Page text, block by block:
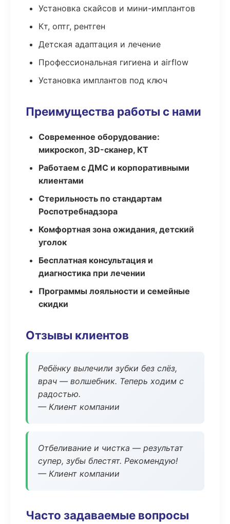
Установка скайсов и мини-имплантов
Кт, оптг, рентген
Детская адаптация и лечение
Профессиональная гигиена и airflow
Установка имплантов под ключ
Преимущества работы с нами
Современное оборудование:
микроскоп, 3D-сканер, КТ
Работаем с ДМС и корпоративными
клиентами
Стерильность по стандартам
Роспотребнадзора
Комфортная зона ожидания, детский
уголок
Бесплатная консультация и
диагностика при лечении
Программы лояльности и семейные
скидки
Отзывы клиентов
Ребёнку вылечили зубки без слёз,
врач — волшебник. Теперь ходим с
радостью.
— Клиент компании
Отбеливание и чистка — результат
супер, зубы блестят. Рекомендую!
— Клиент компании
Часто задаваемые вопросы